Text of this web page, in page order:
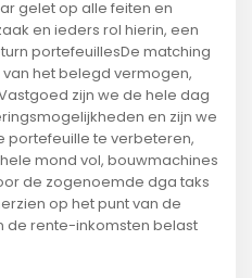
gelet op alle feiten en
en ieders rol hierin, een
portefeuillesDe matching
het belegd vermogen,
zijn we de hele dag
en zijn we
portefeuille te verbeteren,
mond vol, bouwmachines
de zogenoemde dga taks
op het punt van de
de rente-inkomsten belast